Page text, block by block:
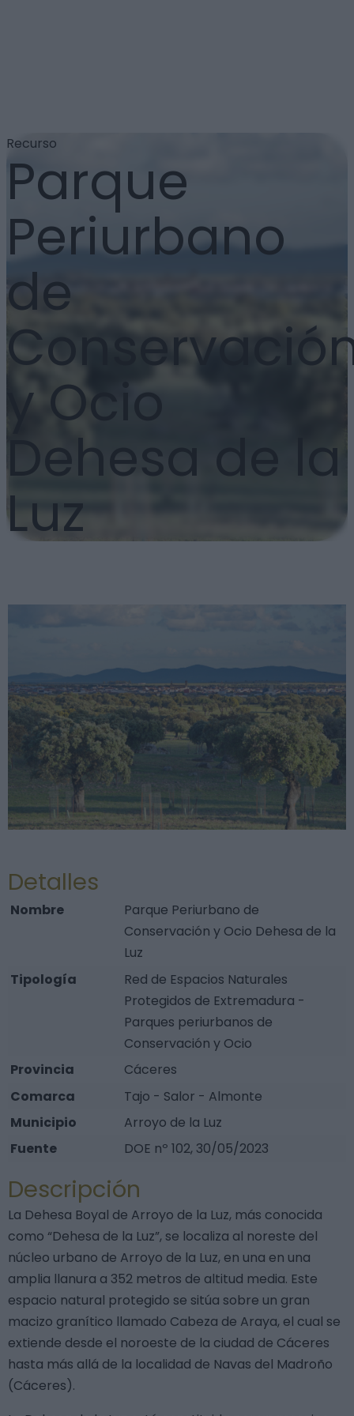
Recurso
Parque
Periurbano
de
y Ocio
Dehesa de la
Luz
Detalles
Nombre
Parque Periurbano de
Conservación y Ocio Dehesa de la
Luz
Tipología
Red de Espacios Naturales
Protegidos de Extremadura -
Parques periurbanos de
Conservación y Ocio
Provincia
Cáceres
Comarca
Tajo - Salor - Almonte
Municipio
Arroyo de la Luz
Fuente
DOE nº 102, 30/05/2023
Descripción
La Dehesa Boyal de Arroyo de la Luz, más conocida
como “Dehesa de la Luz”, se localiza al noreste del
núcleo urbano de Arroyo de la Luz, en una en una
amplia llanura a 352 metros de altitud media. Este
espacio natural protegido se sitúa sobre un gran
macizo granítico llamado Cabeza de Araya, el cual se
extiende desde el noroeste de la ciudad de Cáceres
hasta más allá de la localidad de Navas del Madroño
(Cáceres).